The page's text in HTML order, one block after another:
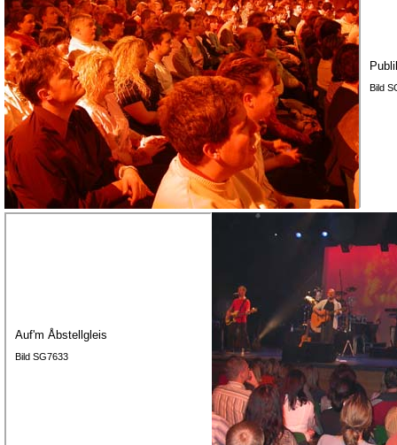
Bild
Auf'm Åbstellgleis
Bild SG7633